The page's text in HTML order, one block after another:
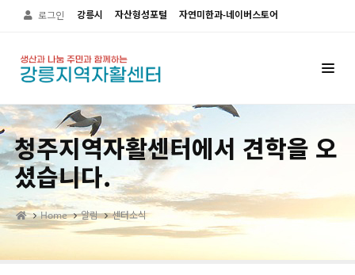
로그인 강릉시 자산형성포털 자연미한과-네이버스토어
청주지역자활센터에서 견학을 오
셨습니다.
Home 알림 센터소식
Sketchbook5, 스케치북5